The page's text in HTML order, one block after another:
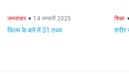
जनसंचार 14 जनवरी 2025
फिल्म के बारे में 31 तथ्य
शिक्षा
शरीर